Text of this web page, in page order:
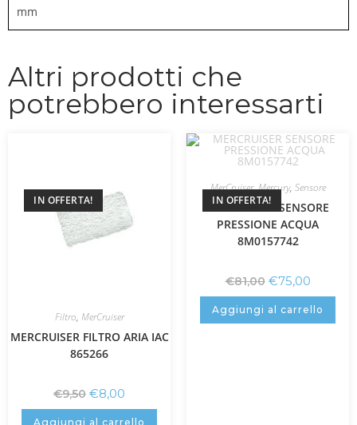
mm
Altri prodotti che
potrebbero interessarti
IN OFFERTA!
Filtro, MerCruiser
MERCRUISER FILTRO ARIA IAC
865266
€9,50 €8,00
Aggiungi al carrello
IN OFFERTA!
MerCruiser,Mercury, Sensore
MERCRUISER SENSORE
PRESSIONE ACQUA
8M0157742
€81,00 €75,00
Aggiungi al carrello